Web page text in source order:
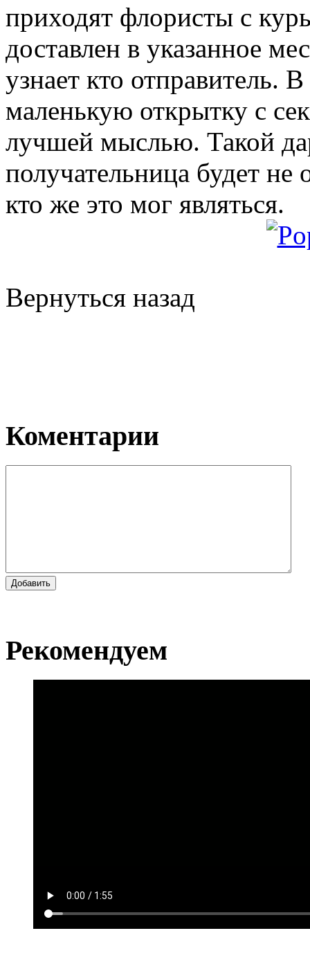
приходят флористы с
доставлен в указанное
узнает кто отправитель.
маленькую открытку с
лучшей мыслью. Такой
получательница будет не
кто же это мог являться.
Вернуться назад
Коментарии
Добавить
Рекомендуем